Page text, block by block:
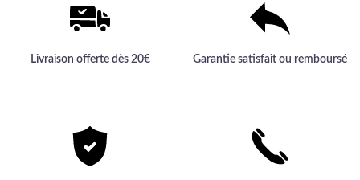
Livraison offerte dès 20€ Garantie satisfait ou remboursé